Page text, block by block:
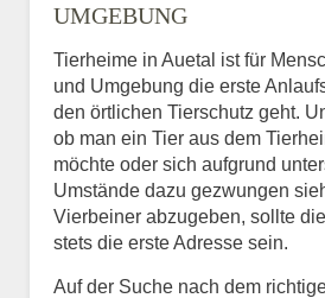
UMGEBUNG
Tierheime in Auetal ist für
und Umgebung die erste
den örtlichen Tierschutz geht.
ob man ein Tier aus dem
möchte oder sich aufgrund
Umstände dazu gezwungen
Vierbeiner abzugeben, sollte
stets die erste Adresse sein.
Auf der Suche nach dem